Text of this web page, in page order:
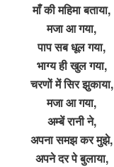
माँ की महिमा बताया,
मजा आ गया,
पाप सब धूल गया,
भाग्य ही खुल गया,
चरणों में सिर झुकाया,
मजा आ गया,
अम्बें रानी ने,
अपना समझ कर मुझे,
अपने दर पे बुलाया,